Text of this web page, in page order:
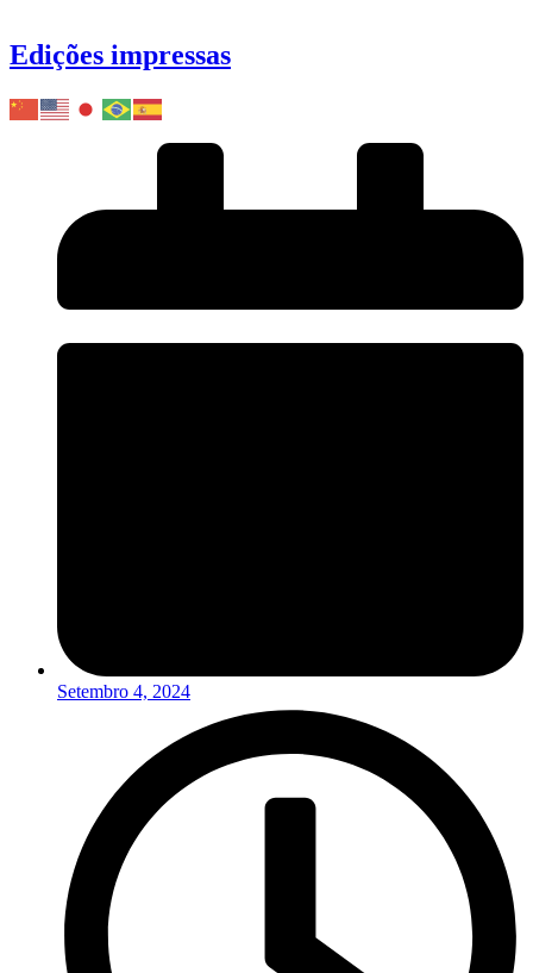
Edições impressas
Setembro 4, 2024